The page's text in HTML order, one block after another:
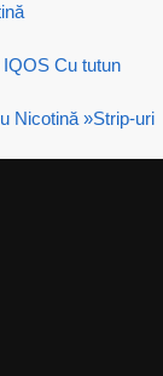
Cu tutun
Nicotină »Strip-uri